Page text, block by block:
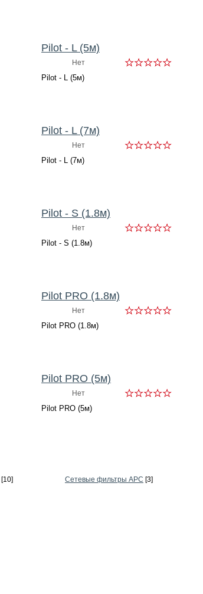
Pilot - L (5м)
Нет
Pilot - L (5м)
Pilot - L (7м)
Нет
Pilot - L (7м)
Pilot - S (1.8м)
Нет
Pilot - S (1.8м)
Pilot PRO (1.8м)
Нет
Pilot PRO (1.8м)
Pilot PRO (5м)
Нет
Pilot PRO (5м)
[10] Сетевые фильтры APC [3]